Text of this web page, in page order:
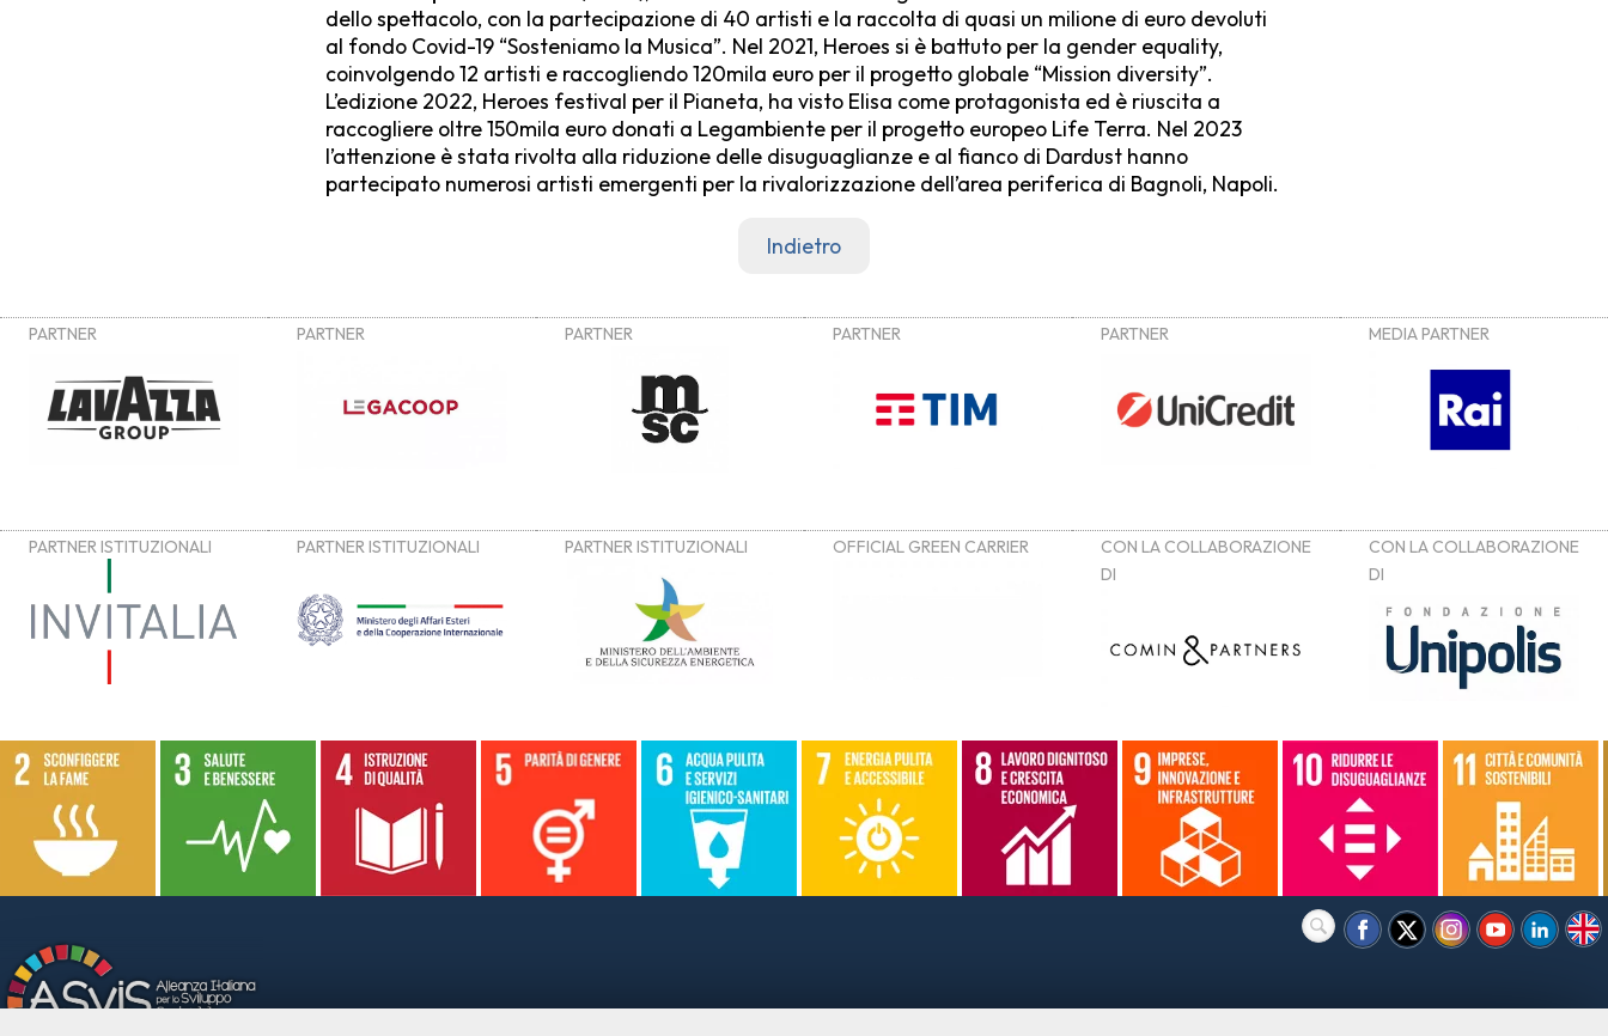
dello spettacolo, con la partecipazione di 40 artisti e la raccolta di quasi un milione di euro devoluti
al fondo Covid-19 “Sosteniamo la Musica”. Nel 2021, Heroes si è battuto per la gender equality,
coinvolgendo 12 artisti e raccogliendo 120mila euro per il progetto globale “Mission diversity”.
L’edizione 2022, Heroes festival per il Pianeta, ha visto Elisa come protagonista ed è riuscita a
raccogliere oltre 150mila euro donati a Legambiente per il progetto europeo Life Terra. Nel 2023
l’attenzione è stata rivolta alla riduzione delle disuguaglianze e al fianco di Dardust hanno
partecipato numerosi artisti emergenti per la rivalorizzazione dell’area periferica di Bagnoli, Napoli.
Indietro